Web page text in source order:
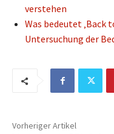
verstehen
Was bedeutet ‚Back
Untersuchung der
Vorheriger Artikel